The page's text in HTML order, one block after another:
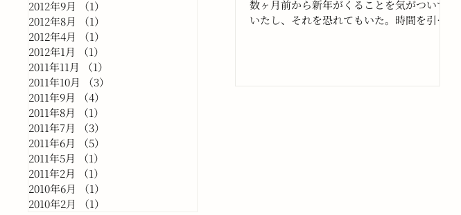
2012年9月
（1）
2012年8月
（1）
2012年4月
（1）
2012年1月
（1）
2011年11月
（1）
2011年10月
（3）
2011年9月
（4）
2011年8月
（1）
2011年7月
（3）
2011年6月
（5）
2011年5月
（1）
2011年2月
（1）
2010年6月
（1）
2010年2月
（1）
数ヶ月前から新年がくることを気がついて
いたし、それを恐れてもいた。時間を引き